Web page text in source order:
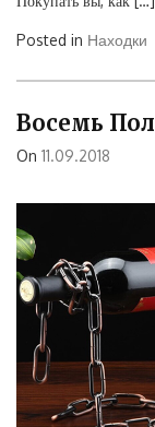
Posted in Находки
Восемь
On 11.09.2018